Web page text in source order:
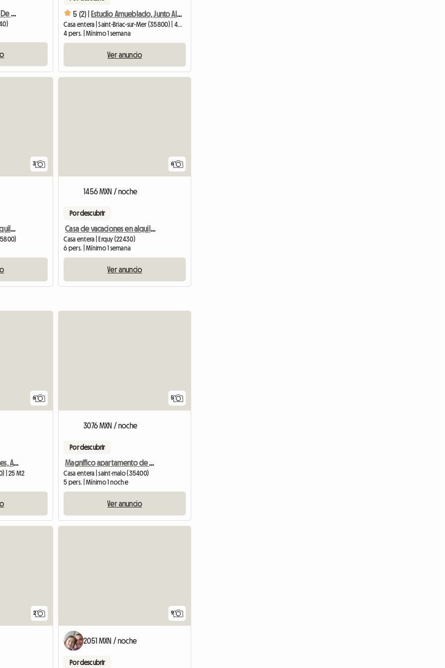
Alquiler Por Temporada De Una Casa Nueva 5 (2) | Estudio Amueblado, Junto Al Mar En Renta
Casa entera | Saint-Briac-sur-Mer (35800) | 40 M2
4 pers. | Mínimo 1 semana
Ver anuncio
3
Casa De Vacaciones En Alquiler Saint Lunaire
6
1456 MXN / noche
Por descubrir
Casa de vacaciones en alquiler
Casa entera | Erquy (22430)
6 pers. | Mínimo 1 semana
Ver anuncio
6
Encantador 2 Habitaciones, Agradable y Tranquilo.
| 25 M2
5
3076 MXN / noche
Por descubrir
Magnífico apartamento de 4 habitaciones en Saint Malo, cerca de playas y comercios.
Casa entera | saint-malo (35400)
5 pers. | Mínimo 1 noche
Ver anuncio
2 9
2051 MXN / noche
Por descubrir